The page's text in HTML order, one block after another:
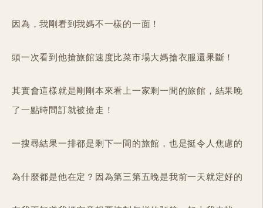
因為，我剛看到我媽不一樣的一面！
頭一次看到他搶旅館速度比菜市場大媽搶衣服還果斷！
其實會這樣就是剛剛本來看上一家剩一間的旅館，結果晚
了一點時間訂就被搶走！
一搜尋結果一排都是剩下一間的旅館，也是挺令人焦慮的
為什麼都是他在定？因為第三第五晚是我前一天就定好的